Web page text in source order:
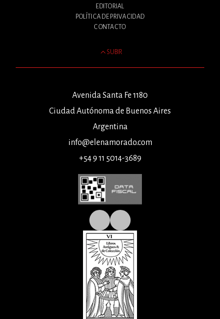
EDITORIAL
POLÍTICA DE PRIVACIDAD
CONTACTO
SUBIR
Avenida Santa Fe 1180
Ciudad Autónoma de Buenos Aires
Argentina
info@elenamorado.com
+54 9 11 5014-3689